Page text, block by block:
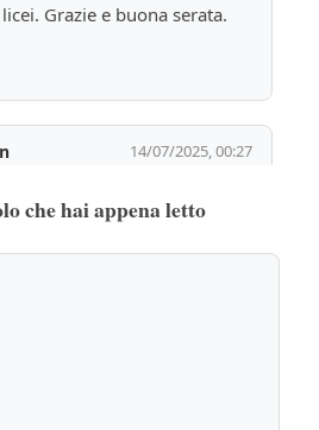
Grazie e buona serata.
14/07/2025, 00:27
che su una vostra
che hai appena letto